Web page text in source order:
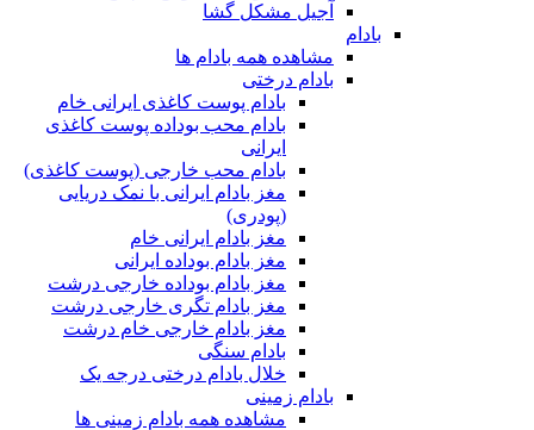
آجیل مشکل گشا
بادام
مشاهده همه بادام ها
بادام درختی
بادام پوست کاغذی ایرانی خام
بادام محب بوداده پوست کاغذی
ایرانی
بادام محب خارجی (پوست کاغذی)
مغز بادام ایرانی با نمک دریایی
(پودری)
مغز بادام ایرانی خام
مغز بادام بوداده ایرانی
مغز بادام بوداده خارجی درشت
مغز بادام تگری خارجی درشت
مغز بادام خارجی خام درشت
بادام سنگی
خلال بادام درختی درجه یک
بادام زمینی
مشاهده همه بادام زمینی ها